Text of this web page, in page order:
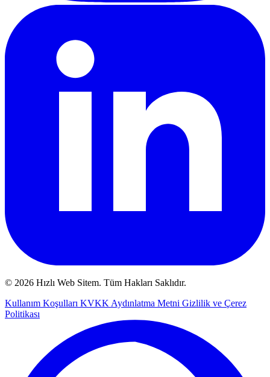
© 2026 Hızlı Web Sitem. Tüm Hakları Saklıdır.
Kullanım Koşulları KVKK Aydınlatma Metni Gizlilik ve Çerez
Politikası